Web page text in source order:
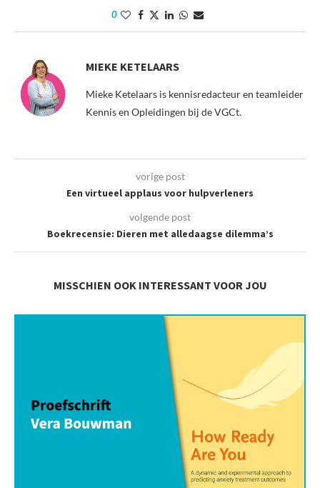
0
MIEKE KETELAARS
Mieke Ketelaars is kennisredacteur en teamleider
Kennis en Opleidingen bij de VGCt.
vorige post
Een virtueel applaus voor hulpverleners
volgende post
Boekrecensie: Dieren met alledaagse dilemma’s
MISSCHIEN OOK INTERESSANT VOOR JOU